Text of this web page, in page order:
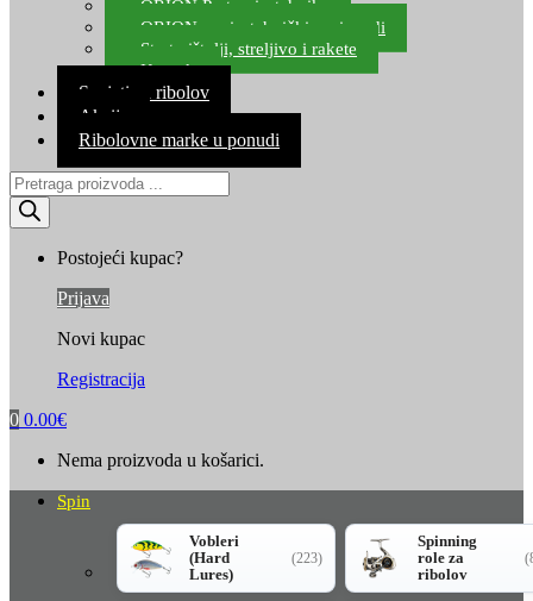
ORION Party pirotehnika
ORION nepirotehnički proizvodi
Start pištolji, streljivo i rakete
Kontakt
Savjeti za ribolov
Akcija
Ribolovne marke u ponudi
Products
search
Postojeći kupac?
Prijava
Novi kupac
Registracija
0 0.00€
Nema proizvoda u košarici.
Spin
Vobleri
(Hard
Lures)
(223)
Spinning
role za
ribolov